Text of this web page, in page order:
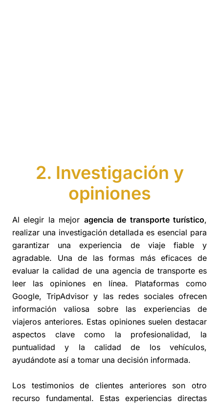
2. Investigación y
opiniones
Al elegir la mejor agencia de transporte turístico,
realizar una investigación detallada es esencial para
garantizar una experiencia de viaje fiable y
agradable. Una de las formas más eficaces de
evaluar la calidad de una agencia de transporte es
leer las opiniones en línea. Plataformas como
Google, TripAdvisor y las redes sociales ofrecen
información valiosa sobre las experiencias de
viajeros anteriores. Estas opiniones suelen destacar
aspectos clave como la profesionalidad, la
puntualidad y la calidad de los vehículos,
ayudándote así a tomar una decisión informada.
Los testimonios de clientes anteriores son otro
recurso fundamental. Estas experiencias directas